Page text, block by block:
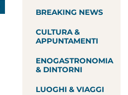
BREAKING NEWS
CULTURA &
APPUNTAMENTI
ENOGASTRONOMIA
& DINTORNI
LUOGHI & VIAGGI